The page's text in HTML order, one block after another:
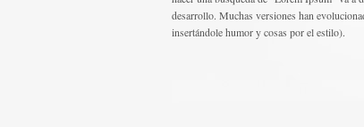
desarrollo. Muchas versiones han
insertándole humor y cosas por el estilo).